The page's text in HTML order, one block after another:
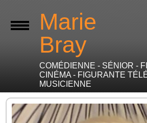
Marie
Bray
COMÉDIENNE - SÉNIOR -
CINÉMA - FIGURANTE
MUSICIENNE